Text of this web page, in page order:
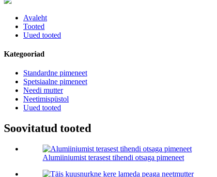
Avaleht
Tooted
Uued tooted
Kategooriad
Standardne pimeneet
Spetsiaalne pimeneet
Needi mutter
Neetimispüstol
Uued tooted
Soovitatud tooted
Alumiiniumist terasest tihendi otsaga pimeneet